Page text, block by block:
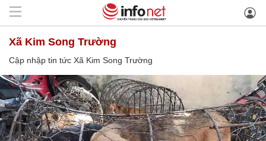
Xã Kim Song Trường
Cập nhập tin tức Xã Kim Song Trường